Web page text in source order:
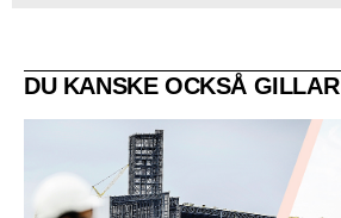
DU KANSKE OCKSÅ GILLAR